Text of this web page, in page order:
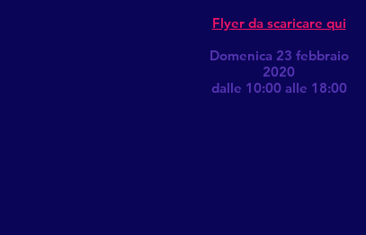
Flyer da scaricare qui
Domenica 23 febbraio
2020
dalle 10:00 alle 18:00